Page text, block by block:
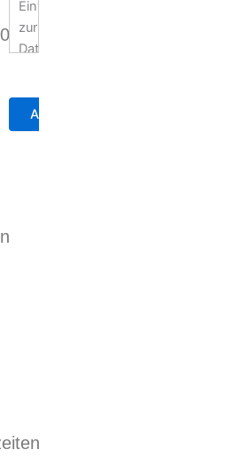
Einwilligungserklärung
zur
Datennutzung
der
Auswahl
über